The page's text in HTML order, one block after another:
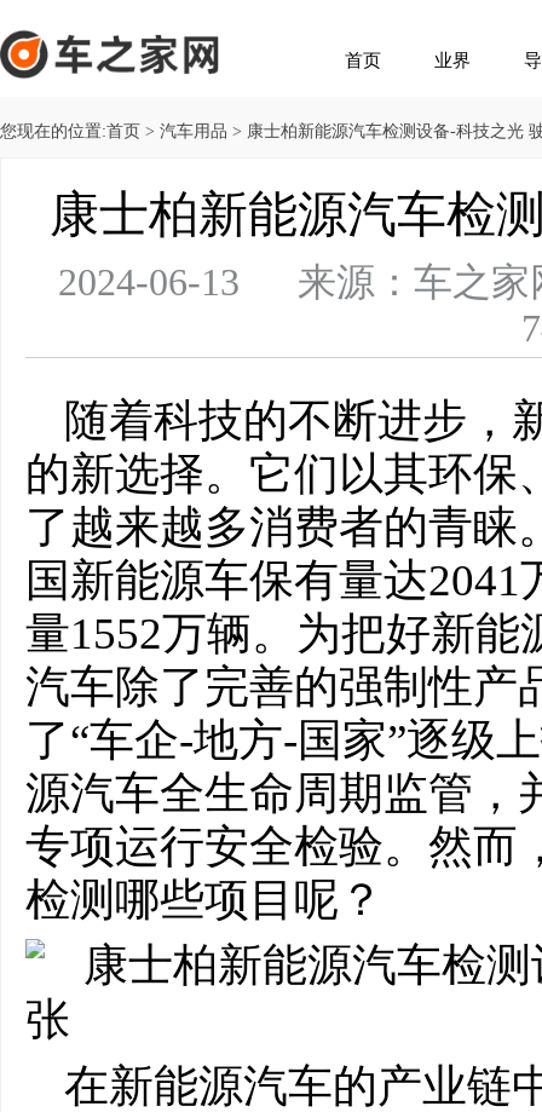
首页 业界
您现在的位置:首页 > 汽车用品 > 康士柏新能源汽车检测设备-科技之光
康士柏新能源汽车检
2024-06-13 来源：车之
随着科技的不断进步，
的新选择。它们以其环保
了越来越多消费者的青睐
国新能源⻋保有量达
量1552万辆。为把好新
汽⻋除了完善的强制性产
了“⻋企-地⽅-国家”逐级
源汽⻋全⽣命周期监管，
专项运⾏安全检验。然而
检测哪些项目呢？
在新能源汽车的产业链